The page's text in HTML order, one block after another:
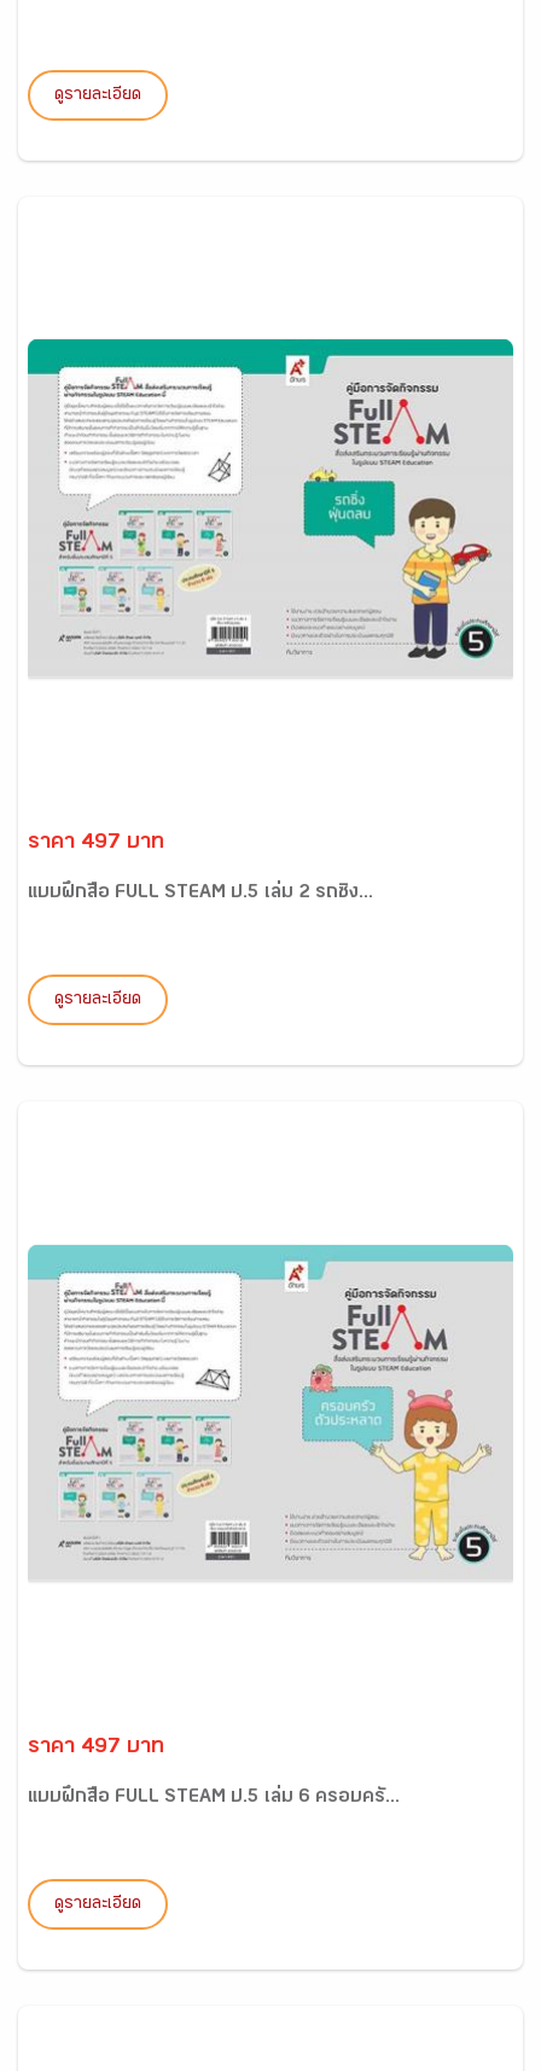
ดูรายละเอียด
ราคา 497 บาท
แบบฝึกสื่อ FULL STEAM ป.5 เล่ม 2 รถซิ่ง...
ดูรายละเอียด
ราคา 497 บาท
แบบฝึกสื่อ FULL STEAM ป.5 เล่ม 6 ครอบครั...
ดูรายละเอียด